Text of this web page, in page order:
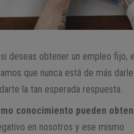
deseas obtener un empleo fijo,
que nunca está de más
la tan esperada respuesta.
conocimiento pueden
en nosotros y ese mismo